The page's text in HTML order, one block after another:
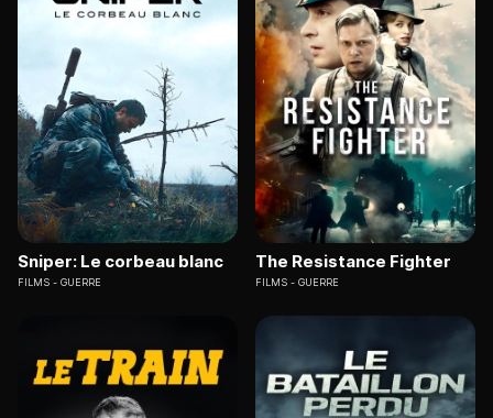
Sniper: Le corbeau blanc
FILMS GUERRE
The Resistance Fighter
FILMS GUERRE